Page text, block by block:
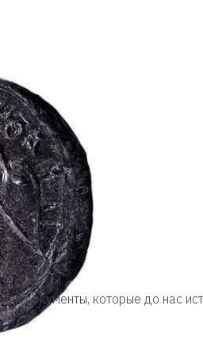
документы, которые до нас